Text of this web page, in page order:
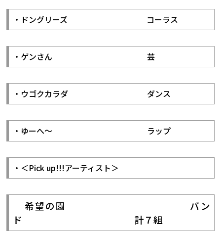
・ドングリーズ コーラス
・ゲンさん 芸
・ウゴクカラダ ダンス
・ゆーへ～ ラップ
・＜Pick up!!!アーティスト＞
希望の園 バン
ド 計７組